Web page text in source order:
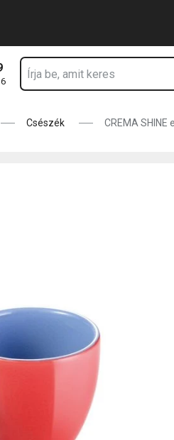
Csészék CREMA SHINE